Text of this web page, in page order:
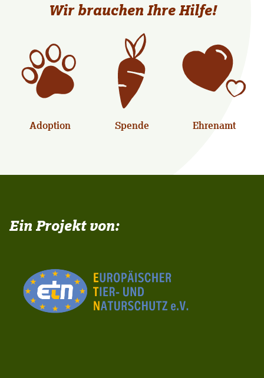
Wir brauchen Ihre Hilfe!
Adoption Spende Ehrenamt
Ein Projekt von: